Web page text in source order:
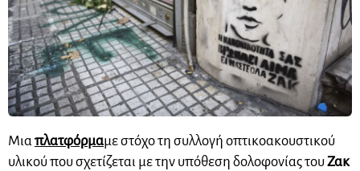
Μιαπλατφόρμαμε στόχο τη συλλογή οπτικοακουστικού
υλικού που σχετίζεται με την υπόθεση δολοφονίας τουΖακ